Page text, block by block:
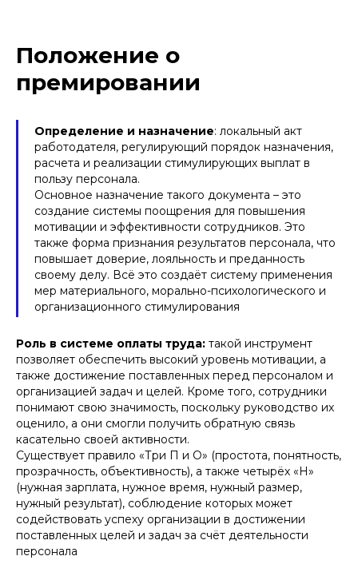
Положение о
премировании
Определение и назначение: локальный акт
работодателя, регулирующий порядок назначения,
расчета и реализации стимулирующих выплат в
пользу персонала.
Основное назначение такого документа – это
создание системы поощрения для повышения
мотивации и эффективности сотрудников. Это
также форма признания результатов персонала, что
повышает доверие, лояльность и преданность
своему делу. Всё это создаёт систему применения
мер материального, морально-психологического и
организационного стимулирования
Роль в системе оплаты труда: такой инструмент
позволяет обеспечить высокий уровень мотивации, а
также достижение поставленных перед персоналом и
организацией задач и целей. Кроме того, сотрудники
понимают свою значимость, поскольку руководство их
оценило, а они смогли получить обратную связь
касательно своей активности.
Существует правило «Три П и О» (простота, понятность,
прозрачность, объективность), а также четырёх «Н»
(нужная зарплата, нужное время, нужный размер,
нужный результат), соблюдение которых может
содействовать успеху организации в достижении
поставленных целей и задач за счёт деятельности
персонала